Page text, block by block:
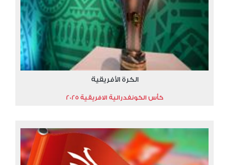
الكرة الأفريقية
كأس الكونفدرالية الافريقية 2025